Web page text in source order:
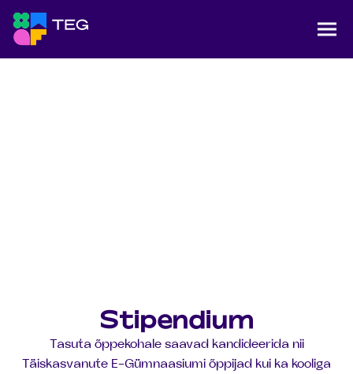
Täiskasvanute e-gümnaasium Tallinnas
Stipendium
Tasuta õppekohale saavad kandideerida nii
Täiskasvanute E-Gümnaasiumi õppijad kui ka kooliga